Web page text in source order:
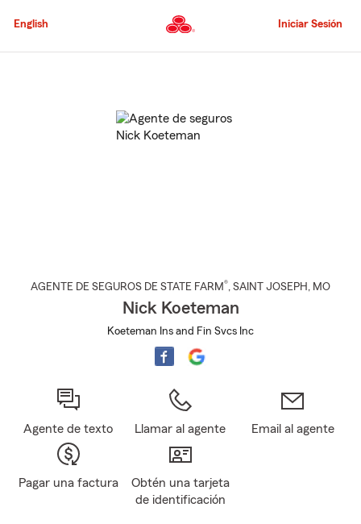
al
principal
English Iniciar Sesión
AGENTE DE SEGUROS DE STATE FARM®, SAINT JOSEPH , MO
Nick Koeteman
Koeteman Ins and Fin Svcs Inc
Agente de texto Llamar al agente Email al agente
Pagar una factura
Obtén una tarjeta
de identificación